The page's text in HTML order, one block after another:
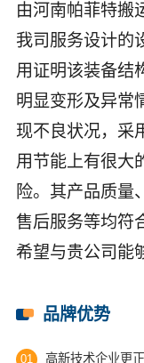
由河南帕菲特搬
我司服务设计的
用证明该装备结
明显变形及异常
现不良状况，采
用节能上有很大
险。其产品质量
售后服务等均符
希望与贵公司能
品牌优势
01 高新技术企业更